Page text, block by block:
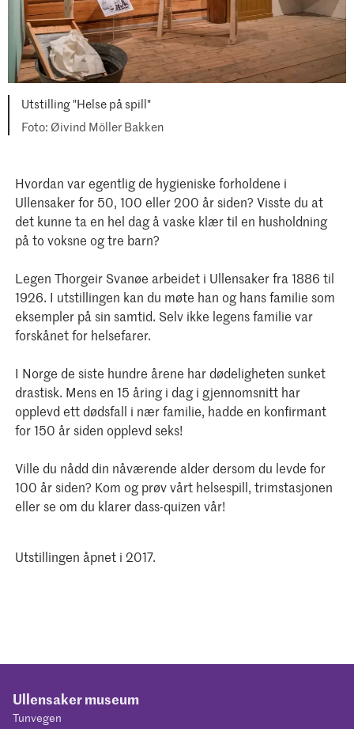
Utstilling "Helse på spill"
Øivind Möller Bakken
Hvordan var egentlig de hygieniske forholdene i
Ullensaker for 50, 100 eller 200 år siden? Visste du at
det kunne ta en hel dag å vaske klær til en husholdning
på to voksne og tre barn?
Legen Thorgeir Svanøe arbeidet i Ullensaker fra 1886 til
1926. I utstillingen kan du møte han og hans familie som
eksempler på sin samtid. Selv ikke legens familie var
forskånet for helsefarer.
I Norge de siste hundre årene har dødeligheten sunket
drastisk. Mens en 15 åring i dag i gjennomsnitt har
opplevd ett dødsfall i nær familie, hadde en konfirmant
for 150 år siden opplevd seks!
Ville du nådd din nåværende alder dersom du levde for
100 år siden? Kom og prøv vårt helsespill, trimstasjonen
eller se om du klarer dass-quizen vår!
Utstillingen åpnet i 2017.
Ullensaker museum
Tunvegen